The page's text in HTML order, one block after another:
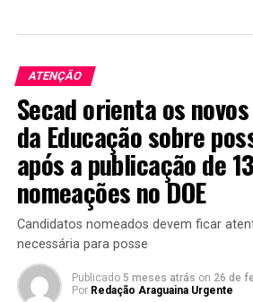
ATENÇÃO
Secad orienta os
da Educação sobre
após a publicação de
nomeações no DOE
Candidatos nomeados devem ficar
necessária para posse
Publicado 5 meses atrás on 26 de
Por Redação Araguaina Urgente